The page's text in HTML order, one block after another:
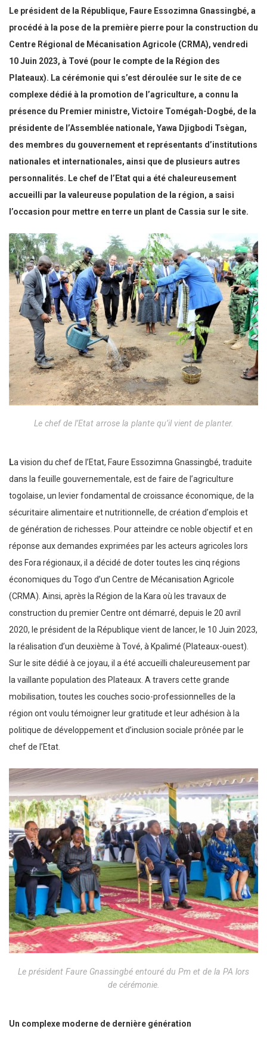
Le président de la République, Faure Essozimna Gnassingbé, a
procédé à la pose de la première pierre pour la construction du
Centre Régional de Mécanisation Agricole (CRMA), vendredi
10 Juin 2023, à Tové (pour le compte de la Région des
Plateaux). La cérémonie qui s’est déroulée sur le site de ce
complexe dédié à la promotion de l’agriculture, a connu la
présence du Premier ministre, Victoire Tomégah-Dogbé, de la
présidente de l’Assemblée nationale, Yawa Djigbodi Tsègan,
des membres du gouvernement et représentants d’institutions
nationales et internationales, ainsi que de plusieurs autres
personnalités. Le chef de l’Etat qui a été chaleureusement
accueilli par la valeureuse population de la région, a saisi
l’occasion pour mettre en terre un plant de Cassia sur le site.
Le chef de l’Etat arrose la plante qu’il vient de planter.
La vision du chef de l’Etat, Faure Essozimna Gnassingbé, traduite
dans la feuille gouvernementale, est de faire de l’agriculture
togolaise, un levier fondamental de croissance économique, de la
sécuritaire alimentaire et nutritionnelle, de création d’emplois et
de génération de richesses. Pour atteindre ce noble objectif et en
réponse aux demandes exprimées par les acteurs agricoles lors
des Fora régionaux, il a décidé de doter toutes les cinq régions
économiques du Togo d’un Centre de Mécanisation Agricole
(CRMA). Ainsi, après la Région de la Kara où les travaux de
construction du premier Centre ont démarré, depuis le 20 avril
2020, le président de la République vient de lancer, le 10 Juin 2023,
la réalisation d’un deuxième à Tové, à Kpalimé (Plateaux-ouest).
Sur le site dédié à ce joyau, il a été accueilli chaleureusement par
la vaillante population des Plateaux. A travers cette grande
mobilisation, toutes les couches socio-professionnelles de la
région ont voulu témoigner leur gratitude et leur adhésion à la
politique de développement et d’inclusion sociale prônée par le
chef de l’Etat.
Le président Faure Gnassingbé entouré du Pm et de la PA lors
de cérémonie.
Un complexe moderne de dernière génération